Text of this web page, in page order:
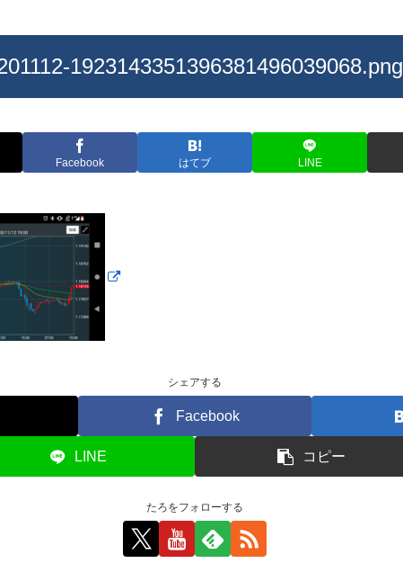
1923143351396381496039068.png
Facebook はてブ LINE
シェアする
Facebook
LINE コピー
たろをフォローする